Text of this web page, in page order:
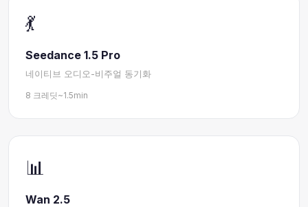
💃
Seedance 1.5 Pro
네이티브 오디오-비주얼 동기화
8 크레딧 ~1.5min
📊
Wan 2.5